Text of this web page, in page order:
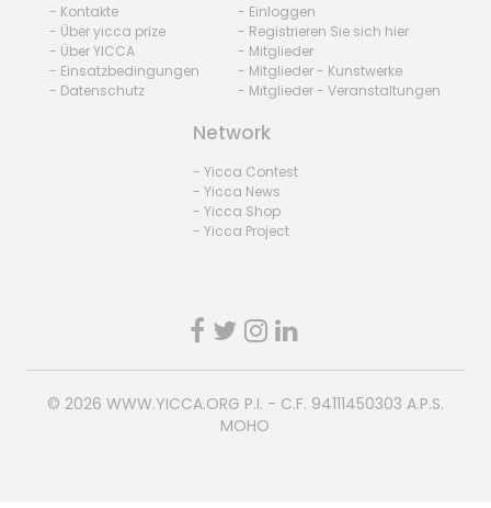
- Kontakte
- Über yicca prize
- Über YICCA
- Einsatzbedingungen
- Datenschutz
- Einloggen
- Registrieren Sie sich hier
- Mitglieder
- Mitglieder - Kunstwerke
- Mitglieder - Veranstaltungen
Network
- Yicca Contest
- Yicca News
- Yicca Shop
- Yicca Project
© 2026 WWW.YICCA.ORG P.I. - C.F. 94111450303 A.P.S.
MOHO